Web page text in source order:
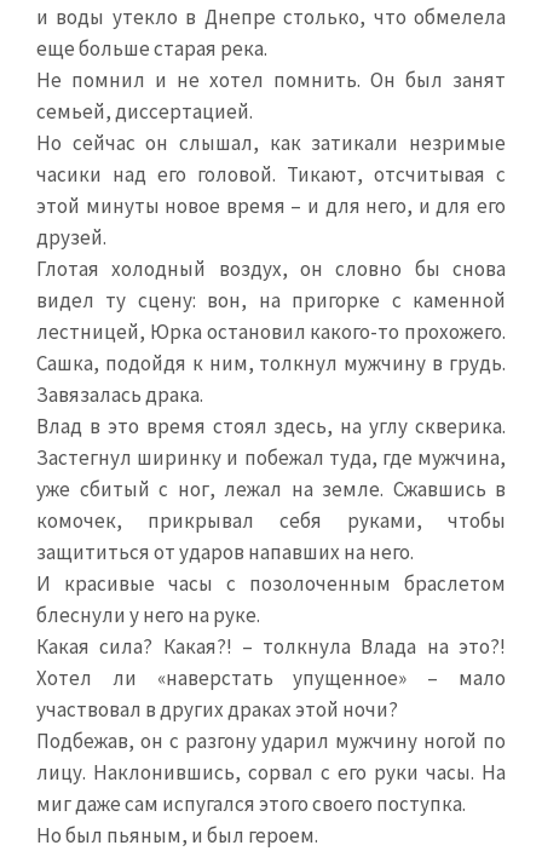
и воды утекло в Днепре столько, что обмелела
еще больше старая река.
Не помнил и не хотел помнить. Он был занят
семьей, диссертацией.
Но сейчас он слышал, как затикали незримые
часики над его головой. Тикают, отсчитывая с
этой минуты новое время – и для него, и для его
друзей.
Глотая холодный воздух, он словно бы снова
видел ту сцену: вон, на пригорке с каменной
лестницей, Юрка остановил какого-то прохожего.
Сашка, подойдя к ним, толкнул мужчину в грудь.
Завязалась драка.
Влад в это время стоял здесь, на углу скверика.
Застегнул ширинку и побежал туда, где мужчина,
уже сбитый с ног, лежал на земле. Сжавшись в
комочек, прикрывал себя руками, чтобы
защититься от ударов напавших на него.
И красивые часы с позолоченным браслетом
блеснули у него на руке.
Какая сила? Какая?! – толкнула Влада на это?!
Хотел ли «наверстать упущенное» – мало
участвовал в других драках этой ночи?
Подбежав, он с разгону ударил мужчину ногой по
лицу. Наклонившись, сорвал с его руки часы. На
миг даже сам испугался этого своего поступка.
Но был пьяным, и был героем.